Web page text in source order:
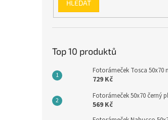
HLEDAT
Top 10 produktů
Fotorámeček Tosca 50x70
729 Kč
Fotorámeček 50x70 černý
569 Kč